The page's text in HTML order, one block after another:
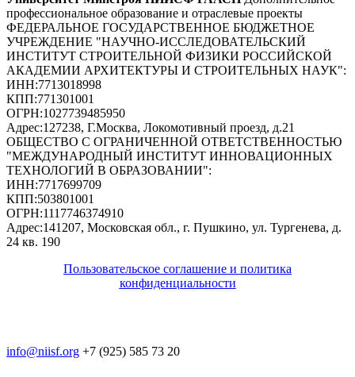
профессиональное образование и отраслевые проекты
ФЕДЕРАЛЬНОЕ ГОСУДАРСТВЕННОЕ БЮДЖЕТНОЕ
УЧРЕЖДЕНИЕ "НАУЧНО-ИССЛЕДОВАТЕЛЬСКИЙ
ИНСТИТУТ СТРОИТЕЛЬНОЙ ФИЗИКИ РОССИЙСКОЙ
АКАДЕМИИ АРХИТЕКТУРЫ И СТРОИТЕЛЬНЫХ НАУК":
ИНН:7713018998
КПП:771301001
ОГРН:1027739485950
Адрес:127238, Г.Москва, Локомотивный проезд, д.21
ОБЩЕСТВО С ОГРАНИЧЕННОЙ ОТВЕТСТВЕННОСТЬЮ
"МЕЖДУНАРОДНЫЙ ИНСТИТУТ ИННОВАЦИОННЫХ
ТЕХНОЛОГИЙ В ОБРАЗОВАНИИ":
ИНН:7717699709
КПП:503801001
ОГРН:1117746374910
Адрес:141207, Московская обл., г. Пушкино, ул. Тургенева, д.
24 кв. 190
Пользовательское соглашение и политика
конфиденциальности
info@niisf.org +7 (925) 585 73 20